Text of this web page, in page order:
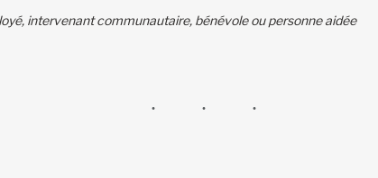
intervenant communautaire, bénévole ou personne aidée